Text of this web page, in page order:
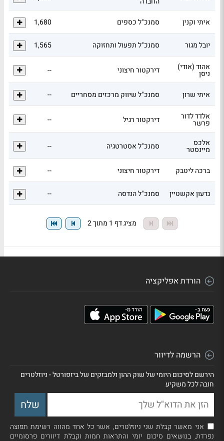
איתי וקנין סמנכ"ל כספים 1,680
יובל מגור סמנכ"ל תפעול ותחזוקה 1,565
אהוד (אודי)
ניסן דירקטור חיצוני --
איתי שרון סמנכ"ל שיווק מרכזים מסחריים --
אלדד לדור
פרשר דירקטור רגיל --
אלכס
מיינסטר סמנכ"ל אסטרטגיה --
ברכה ליטבק דירקטור חיצוני --
גדעון אקשטיין סמנכ"ל הנדסה --
מציג דף 1 מתוך 2
הורדת אפליקציה
הרשמה לדיוור
הירשם לסיכום היומי של שוק ההון ולמבזקים של ביזפורטל - ניוזלטרים
חובה לכל משקיע
אני מאשר קבלת שני ניוזלטרים, אשר כל אחד מהווה רשימת תפוצה
נפרדת, בנושאים סיכום יומי והתראות חמות וקבלת דיוורים פרסומיים